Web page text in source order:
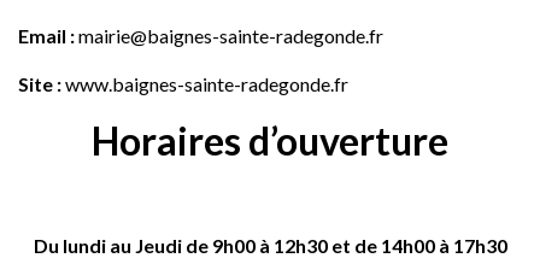
Email :mairie@baignes-sainte-radegonde.fr
Site :www.baignes-sainte-radegonde.fr
Horaires d’ouverture
Du lundi au Jeudi de 9h00 à 12h30 et de 14h00 à 17h30